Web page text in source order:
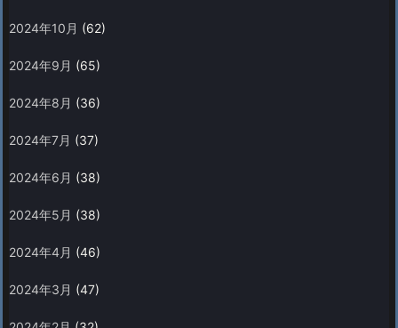
2024年10月 (62)
2024年9月 (65)
2024年8月 (36)
2024年7月 (37)
2024年6月 (38)
2024年5月 (38)
2024年4月 (46)
2024年3月 (47)